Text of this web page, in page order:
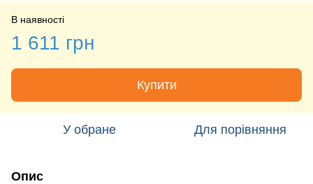
В наявності
1 611 грн
Купити
У обране Для порівняння
Опис